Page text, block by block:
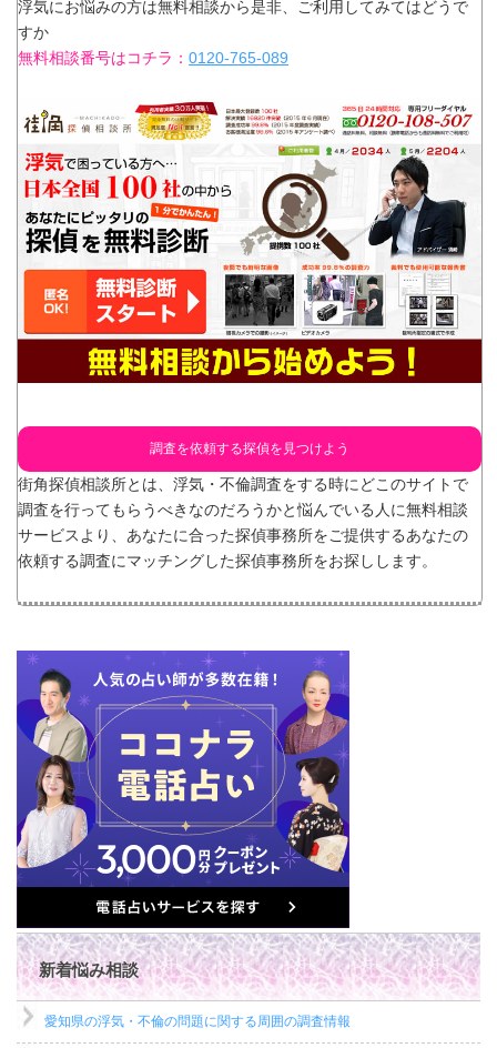
浮気にお悩みの方は無料相談から是非、ご利用してみてはどうで
すか
無料相談番号はコチラ： 0120-765-089
調査を依頼する探偵を見つけよう
街角探偵相談所とは、浮気・不倫調査をする時にどこのサイトで
調査を行ってもらうべきなのだろうかと悩んでいる人に無料相談
サービスより、あなたに合った探偵事務所をご提供するあなたの
依頼する調査にマッチングした探偵事務所をお探しします。
新着悩み相談
愛知県の浮気・不倫の問題に関する周囲の調査情報